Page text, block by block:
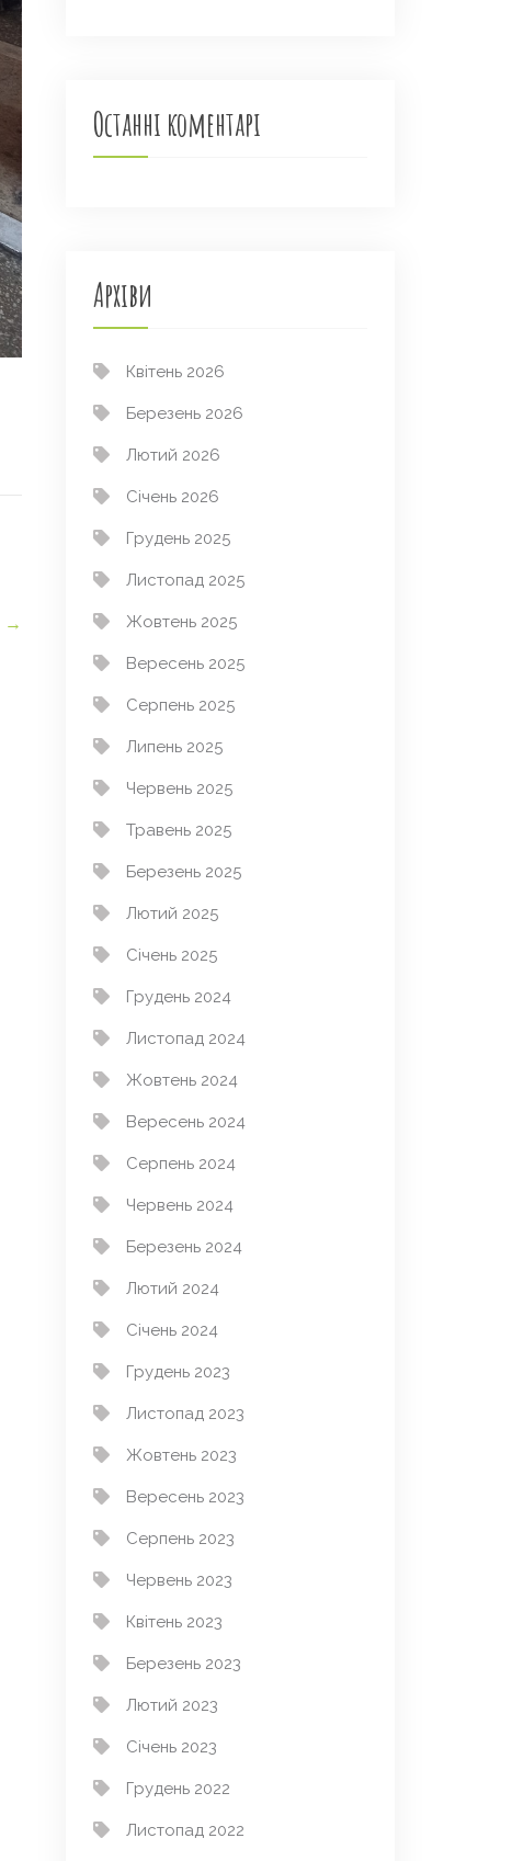
→
Останні коментарі
Архіви
Квітень 2026
Березень 2026
Лютий 2026
Січень 2026
Грудень 2025
Листопад 2025
Жовтень 2025
Вересень 2025
Серпень 2025
Липень 2025
Червень 2025
Травень 2025
Березень 2025
Лютий 2025
Січень 2025
Грудень 2024
Листопад 2024
Жовтень 2024
Вересень 2024
Серпень 2024
Червень 2024
Березень 2024
Лютий 2024
Січень 2024
Грудень 2023
Листопад 2023
Жовтень 2023
Вересень 2023
Серпень 2023
Червень 2023
Квітень 2023
Березень 2023
Лютий 2023
Січень 2023
Грудень 2022
Листопад 2022